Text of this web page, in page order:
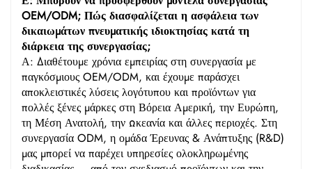
OEM/ODM; Πώς διασφαλίζεται η ασφάλεια των
δικαιωμάτων πνευματικής ιδιοκτησίας κατά τη
διάρκεια της συνεργασίας;
Α: Διαθέτουμε χρόνια εμπειρίας στη συνεργασία με
παγκόσμιους OEM/ODM, και έχουμε παράσχει
αποκλειστικές λύσεις λογότυπου και προϊόντων για
πολλές ξένες μάρκες στη Βόρεια Αμερική, την Ευρώπη,
τη Μέση Ανατολή, την Ωκεανία και άλλες περιοχές. Στη
συνεργασία ODM, η ομάδα Έρευνας & Ανάπτυξης (R&D)
μας μπορεί να παρέχει υπηρεσίες ολοκληρωμένης